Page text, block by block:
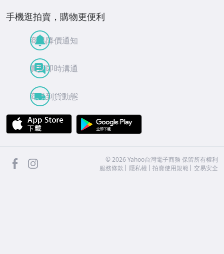
手機逛拍賣，購物更便利
商品降價通知
買賣即時溝通
商品到貨動態
APP Store
facebook ©2026 Yahoo台灣電子商務 保留所有權利
服務條款
隱私權 拍賣使用規範 交易安全